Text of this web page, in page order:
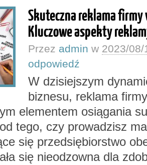
Skuteczna reklama
Kluczowe aspekty
Przez admin w 2023/08/
odpowiedź
W dzisiejszym
biznesu, reklama
elementem osiągania
tego, czy prowadzisz
się przedsiębiorstwo
się nieodzowna dla